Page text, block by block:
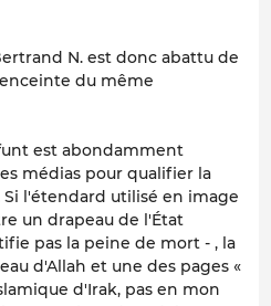
N. est donc abattu de
du même
est abondamment
médias pour qualifier la
l'étendard utilisé en image
un drapeau de l'État
pas la peine de mort - , la
d'Allah et une des pages «
d'Irak, pas en mon